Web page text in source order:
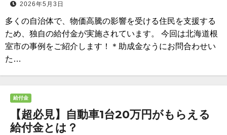
2026年5月3日
多くの自治体で、物価高騰の影響を受ける住民を支援する
ため、独自の給付金が実施されています。 今回は北海道根
室市の事例をご紹介します！＊助成金なうにお問合わせい
た…
給付金
【超必見】自動車1台20万円がもらえる
給付金とは？